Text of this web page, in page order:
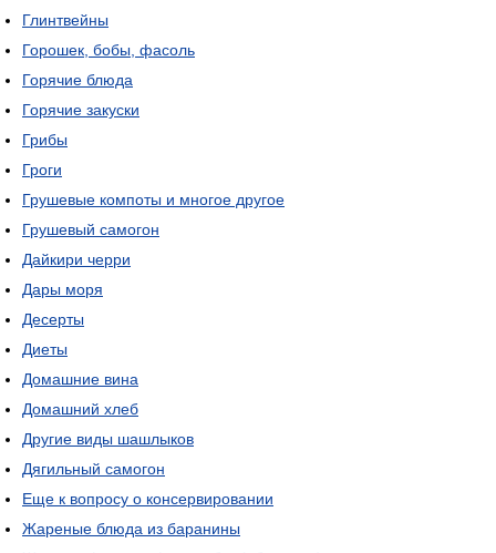
Глинтвейны
Горошек, бобы, фасоль
Горячие блюда
Горячие закуски
Грибы
Гроги
Грушевые компоты и многое другое
Грушевый самогон
Дайкири черри
Дары моря
Десерты
Диеты
Домашние вина
Домашний хлеб
Другие виды шашлыков
Дягильный самогон
Еще к вопросу о консервировании
Жареные блюда из баранины